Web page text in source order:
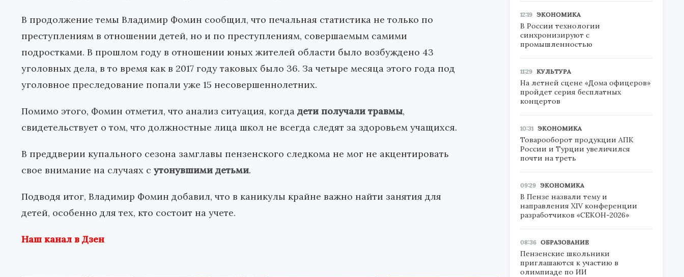
В продолжение темы Владимир Фомин сообщил, что печальная статистика не только по
преступлениям в отношении детей, но и по преступлениям, совершаемым самими
подростками. В прошлом году в отношении юных жителей области было возбуждено 43
уголовных дела, в то время как в 2017 году таковых было 36. За четыре месяца этого года под
уголовное преследование попали уже 15 несовершеннолетних.
Помимо этого, Фомин отметил, что анализ ситуация, когда дети получали травмы,
свидетельствует о том, что должностные лица школ не всегда следят за здоровьем учащихся.
В преддверии купального сезона замглавы пензенского следкома не мог не акцентировать
свое внимание на случаях с утонувшими детьми.
Подводя итог, Владимир Фомин добавил, что в каникулы крайне важно найти занятия для
детей, особенно для тех, кто состоит на учете.
Наш канал в Дзен
12:19 ЭКОНОМИКА
В России технологии
синхронизируют с
промышленностью
11:29 КУЛЬТУРА
На летней сцене «Дома офицеров»
пройдет серия бесплатных
концертов
10:31 ЭКОНОМИКА
Товарооборот продукции АПК
России и Турции увеличился
почти на треть
09:29 ЭКОНОМИКА
В Пензе назвали тему и
направления XIV конференции
разработчиков «СЕКОН-2026»
08:36 ОБРАЗОВАНИЕ
Пензенские школьники
приглашаются к участию в
олимпиаде по ИИ